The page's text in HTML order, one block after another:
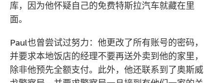
库，因为他怀疑自己的免费特斯拉汽车就藏在里
面。
Paul也曾尝试过努力：他更改了所有账号的密码，
并要求本地饭店的经理不要再送外卖到他的家里，
除非他预先全额支付。此外，他还联系到了奥斯威